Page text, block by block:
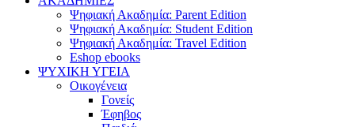
Ψηφιακή Ακαδημία: Parent Edition
Ψηφιακή Ακαδημία: Student Edition
Ψηφιακή Ακαδημία: Travel Edition
Eshop ebooks
ΨΥΧΙΚΗ ΥΓΕΙΑ
Οικογένεια
Γονείς
Έφηβος